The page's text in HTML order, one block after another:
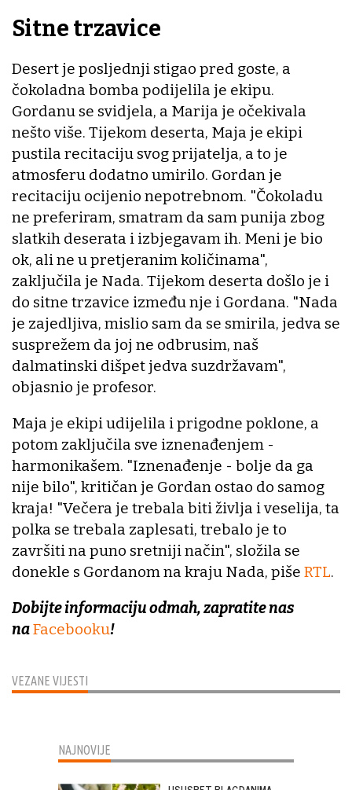
VEZANE VIJESTI
Sitne trzavice
Desert je posljednji stigao pred goste, a
čokoladna bomba podijelila je ekipu.
Gordanu se svidjela, a Marija je očekivala
nešto više. Tijekom deserta, Maja je ekipi
pustila recitaciju svog prijatelja, a to je
atmosferu dodatno umirilo. Gordan je
recitaciju ocijenio nepotrebnom. "Čokoladu
ne preferiram, smatram da sam punija zbog
slatkih deserata i izbjegavam ih. Meni je bio
ok, ali ne u pretjeranim količinama",
zaključila je Nada. Tijekom deserta došlo je i
do sitne trzavice između nje i Gordana. "Nada
je zajedljiva, mislio sam da se smirila, jedva se
susprežem da joj ne odbrusim, naš
dalmatinski dišpet jedva suzdržavam",
objasnio je profesor.
Maja je ekipi udijelila i prigodne poklone, a
potom zaključila sve iznenađenjem -
harmonikašem. "Iznenađenje - bolje da ga
nije bilo", kritičan je Gordan ostao do samog
kraja! "Večera je trebala biti življa i veselija, ta
polka se trebala zaplesati, trebalo je to
završiti na puno sretniji način", složila se
donekle s Gordanom na kraju Nada, piše RTL.
Dobijte informaciju odmah, zapratite nas
naFacebooku!
NAJNOVIJE